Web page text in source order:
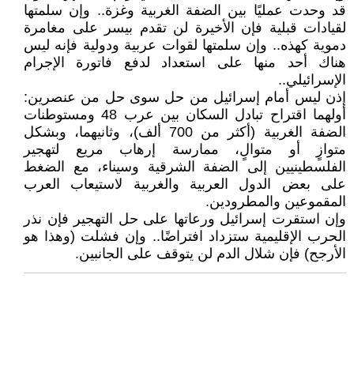
قد وحدت عمليًا بين الضفة الغربية وغزة.. وإن سلمتها
لقيادات قبلية فإن الأخيرة لن تقدم بيسر على مغامرة
دموية كهذه.. وإن سلمتها لقوات عربية ودولية فإنه ليس
هناك أحد منها على استعداد لدفع فاتورة الإجرام
الإسرائيلي..
إذن ليس أمام إسرائيل من حل سوى حل من عنصرين:
أولهما اقتراح تبادل السكان بين عرب 48 ومستوطنات
الضفة الغربية (أكثر من 700 ألف)، وثانيهما، وبشكل
متوازٍ أو متوالٍ، ممارسة إرهاب مريع لتهجير
الفلسطينيين إلى الضفة الشرقية وسيناء، مع الضغط
على بعض الدول العربية والغربية لاستيعاب العرب
المقموعين والمطرودين.
وإن استقرت إسرائيل ورعاتها على حل التهجير فإن نذر
الحرب الإقليمية ستزداد افتراضًا.. وإن فشلت (وهذا هو
الأرجح) فإن شلال الدم لن يتوقف على الجانبين.